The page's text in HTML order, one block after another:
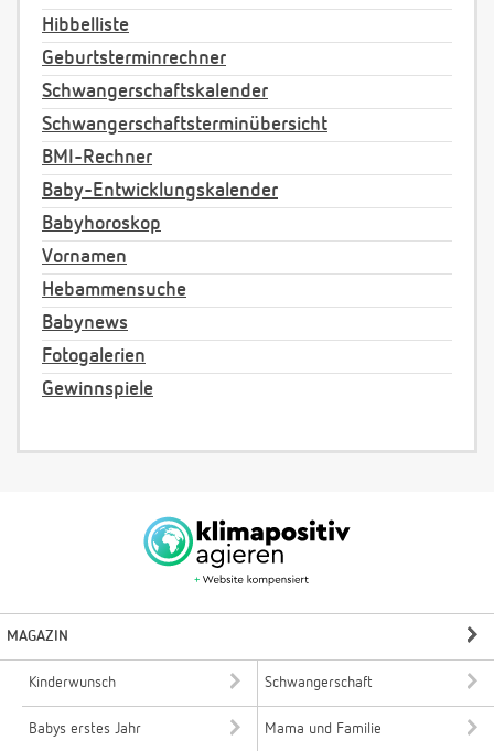
Hibbelliste
Geburtsterminrechner
Schwangerschaftskalender
Schwangerschaftsterminübersicht
BMI-Rechner
Baby-Entwicklungskalender
Babyhoroskop
Vornamen
Hebammensuche
Babynews
Fotogalerien
Gewinnspiele
MAGAZIN
Kinderwunsch Schwangerschaft
Babys erstes Jahr Mama und Familie